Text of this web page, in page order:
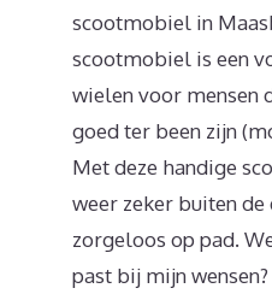
scootmobiel in
scootmobiel is een
wielen voor mensen
goed ter been zijn
Met deze handige
weer zeker buiten de
zorgeloos op pad.
past bij mijn